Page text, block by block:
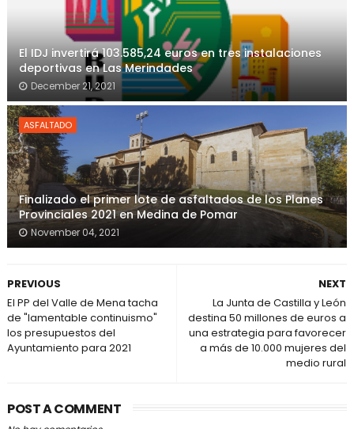
El IDJ invertirá 103.585,24 euros en tres instalaciones
deportivas en Las Merindades
December 21, 2021
ASFALTADO
Finalizado el primer lote de asfaltados de los Planes
Provinciales 2021 en Medina de Pomar
November 04, 2021
NEXT
La Junta de Castilla y León
destina 50 millones de euros a
una estrategia para favorecer
a más de 10.000 mujeres del
medio rural
PREVIOUS
El PP del Valle de Mena tacha
de "lamentable continuismo"
los presupuestos del
Ayuntamiento para 2021
POST A COMMENT